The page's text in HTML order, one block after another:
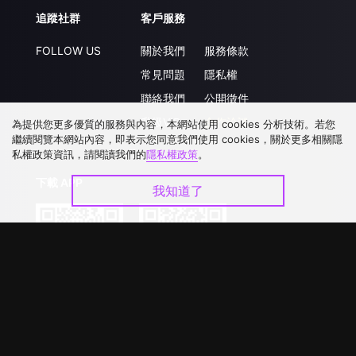
追蹤社群
FOLLOW US
客戶服務
關於我們
常見問題
聯絡我們
升級VIP
服務條款
隱私權
公開徵件
合作洽談
為提供您更多優質的服務與內容，本網站使用 cookies 分析技術。若您
繼續閱覽本網站內容，即表示您同意我們使用 cookies，關於更多相關隱
私權政策資訊，請閱讀我們的隱私權政策。
我知道了